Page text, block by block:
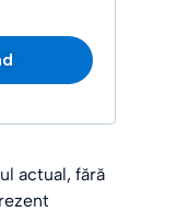
actual, fără